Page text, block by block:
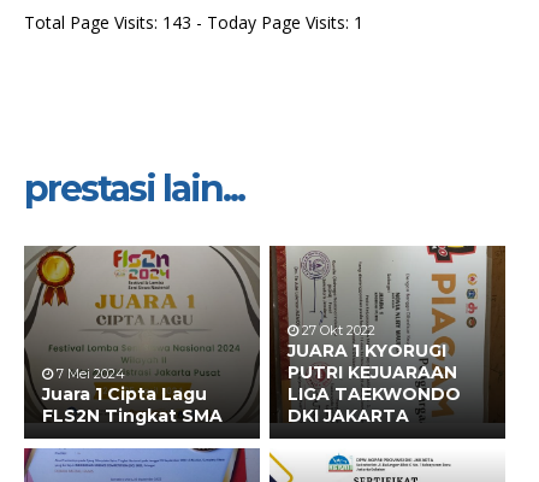
Total Page Visits: 143 - Today Page Visits: 1
prestasi lain...
7 Mei 2024
Juara 1 Cipta Lagu
FLS2N Tingkat SMA
27 Okt 2022
JUARA 1 KYORUGI
PUTRI KEJUARAAN
LIGA TAEKWONDO
DKI JAKARTA